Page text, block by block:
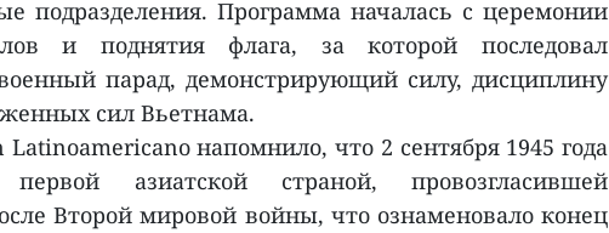
подразделения. Программа началась с церемонии
и поднятия флага, за которой последовал
парад, демонстрирующий силу, дисциплину
сил Вьетнама.
Latinoamericano напомнило, что 2 сентября 1945 года
азиатской страной, провозгласившей
Второй мировой войны, что ознаменовало конец